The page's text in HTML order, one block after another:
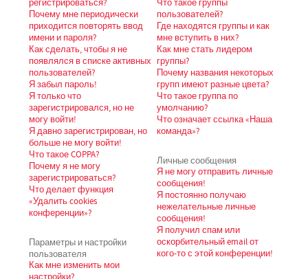
регистрироваться?
Почему мне периодически
приходится повторять ввод
имени и пароля?
Как сделать, чтобы я не
появлялся в списке активных
пользователей?
Я забыл пароль!
Я только что
зарегистрировался, но не
могу войти!
Я давно зарегистрирован, но
больше не могу войти!
Что такое COPPA?
Почему я не могу
зарегистрироваться?
Что делает функция
«Удалить cookies
конференции»?
Параметры и настройки
пользователя
Как мне изменить мои
Что такое группы
пользователей?
Где находятся группы и как
мне вступить в них?
Как мне стать лидером
группы?
Почему названия некоторых
групп имеют разные цвета?
Что такое группа по
умолчанию?
Что означает ссылка «Наша
команда»?
Личные сообщения
Я не могу отправить личные
сообщения!
Я постоянно получаю
нежелательные личные
сообщения!
Я получил спам или
оскорбительный email от
кого-то с этой конференции!